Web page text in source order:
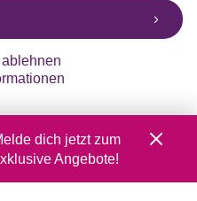
dich jetzt zum
Angebote!